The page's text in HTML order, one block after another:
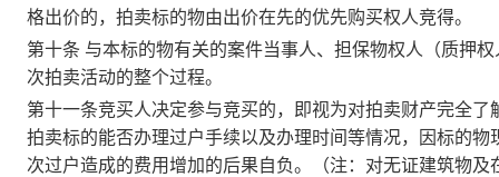
格出价的，拍卖标的物由出价在先的优先购买权人竞得。
第十条 与本标的物有关的案件当事人、担保物权人（质押
次拍卖活动的整个过程。
第十一条竞买人决定参与竞买的，即视为对拍卖财产完全
拍卖标的能否办理过户手续以及办理时间等情况，因标的
次过户造成的费用增加的后果自负。（注：对无证建筑物